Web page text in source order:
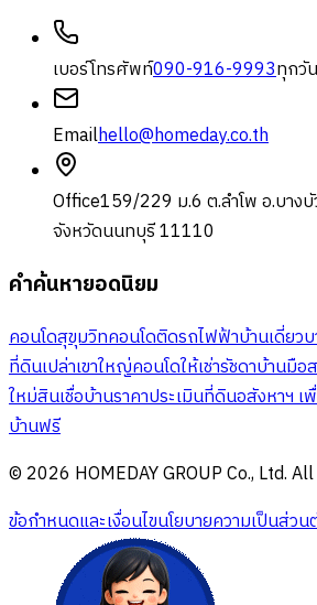
เบอร์โทรศัพท์090-916-9993ทุกวั
Emailhello@homeday.co.th
Office159/229 ม.6 ต.ลำโพ อ.บาง
จังหวัดนนทบุรี 11110
คำค้นหายอดนิยม
คอนโดสุขุมวิทคอนโดติดรถไฟฟ้าบ้านเดี่ยว
ที่ดินเปล่าเขาใหญ่คอนโดให้เช่ารัชดาบ้านมือ
ใหม่สินเชื่อบ้านราคาประเมินที่ดินอสังหาฯ เ
บ้านฟรี
© 2026 HOMEDAY GROUP Co., Ltd.
ข้อกำหนดและเงื่อนไขนโยบายความเป็นส่วน